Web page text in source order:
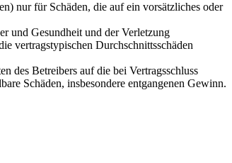
nur für Schäden, die auf ein vorsätzliches oder
und Gesundheit und der Verletzung
vertragstypischen Durchschnittsschäden
des Betreibers auf die bei Vertragsschluss
Schäden, insbesondere entgangenen Gewinn.